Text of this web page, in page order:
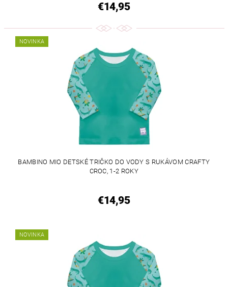
€14,95
NOVINKA
BAMBINO MIO DETSKÉ TRIČKO DO VODY S RUKÁVOM CRAFTY
CROC, 1-2 ROKY
€14,95
NOVINKA